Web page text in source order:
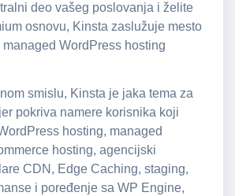
deo vašeg poslovanja i želite
osnovu, Kinsta zaslužuje mesto
WordPress hosting
smislu, Kinsta je jaka tema za
pokriva namere korisnika koji
hosting, managed
hosting, agencijski
CDN, Edge Caching, staging,
i poređenje sa WP Engine,